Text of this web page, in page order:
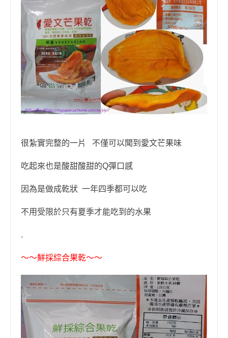
很紮實完整的一片 不僅可以聞到愛文芒果味
吃起來也是酸甜酸甜的Q彈口感
因為是做成乾狀 一年四季都可以吃
不用受限於只有夏季才能吃到的水果
.
〜〜鮮採綜合果乾〜〜